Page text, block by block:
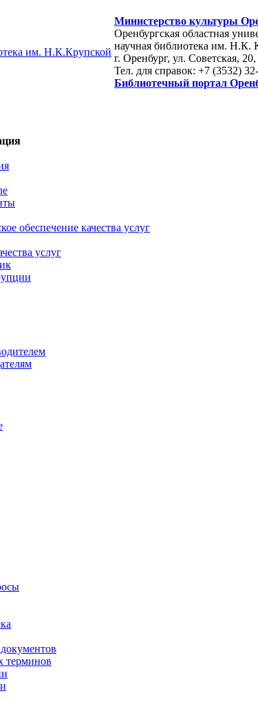
Министерство культуры
Оренбургская областная
научная библиотека им. Н.К.
г. Оренбург, ул. Советская,
Тел. для справок: +7 (3532)
Библиотечный портал
обеспечение качества услуг
услуг
терминов